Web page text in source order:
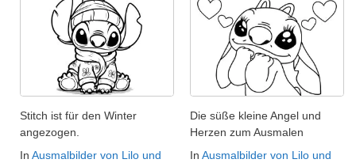
Stitch ist für den Winter
angezogen.
In Ausmalbilder von Lilo und
Die süße kleine Angel und
Herzen zum Ausmalen
In Ausmalbilder von Lilo und